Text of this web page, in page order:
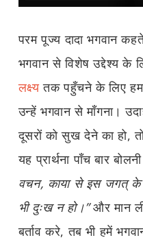
परम पूज्य दादा भगवान
भगवान से विशेष उद्देश्य के
लक्ष्यतक पहुँचने के लिए
उन्हें भगवान से माँगना।
दूसरों को सुख देने का हो,
यह प्रार्थना पाँच बार
वचन, काया से इस जगत् के
भी दुःख न हो।”और मान
बर्ताव करे, तब भी हमें